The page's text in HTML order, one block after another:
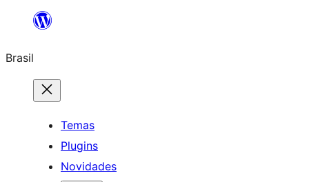
o
conteúdo
Brasil
Temas
Plugins
Novidades